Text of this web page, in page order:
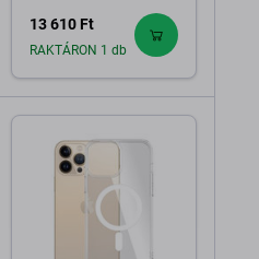
13 610 Ft
RAKTÁRON 1 db